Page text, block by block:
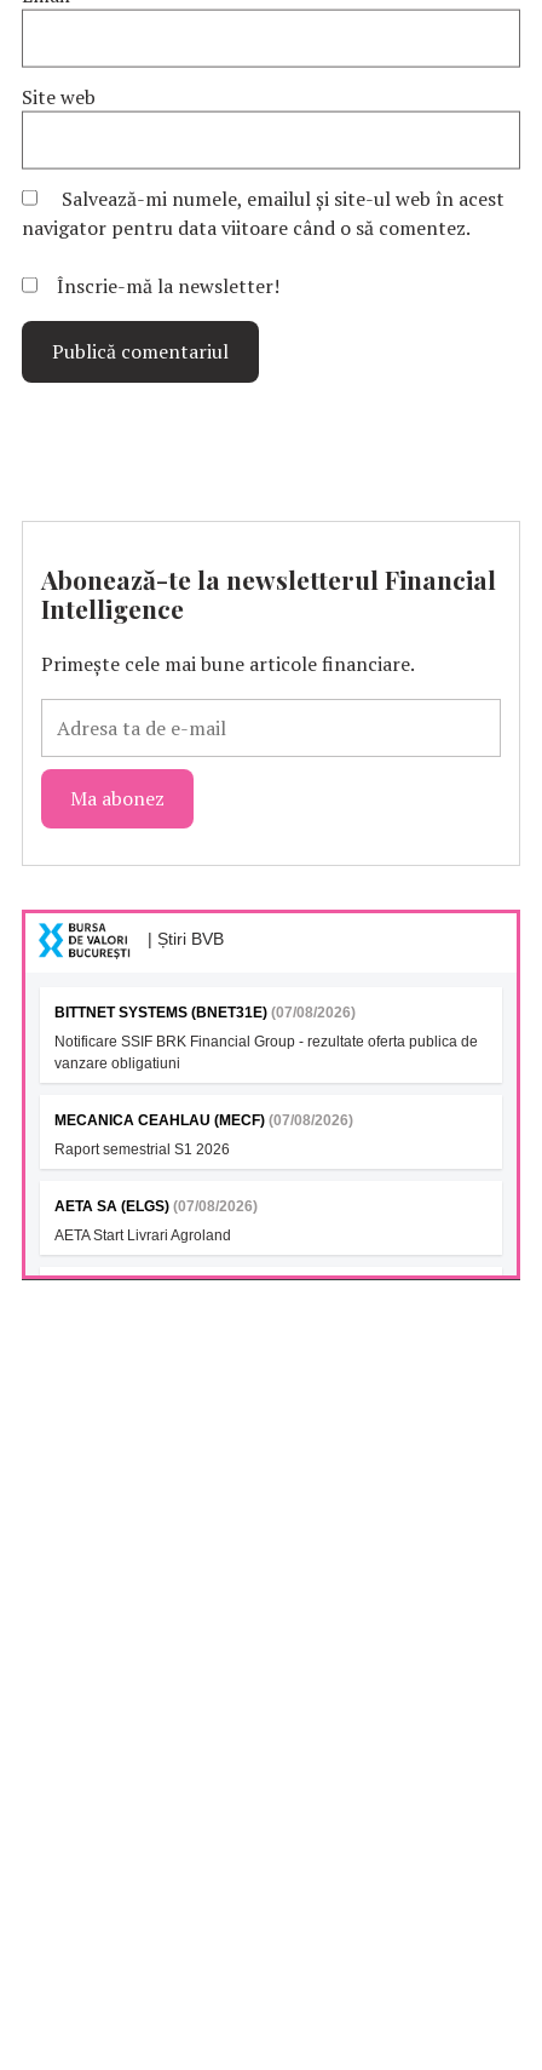
Site web
Salvează-mi numele, emailul și site-ul web în acest
navigator pentru data viitoare când o să comentez.
Înscrie-mă la newsletter!
Abonează-te la newsletterul Financial
Intelligence
Primește cele mai bune articole financiare.
| Știri BVB
BITTNET SYSTEMS (BNET31E) (07/08/2026)
Notificare SSIF BRK Financial Group - rezultate oferta publica de
vanzare obligatiuni
MECANICA CEAHLAU (MECF) (07/08/2026)
Raport semestrial S1 2026
AETA SA (ELGS) (07/08/2026)
AETA Start Livrari Agroland